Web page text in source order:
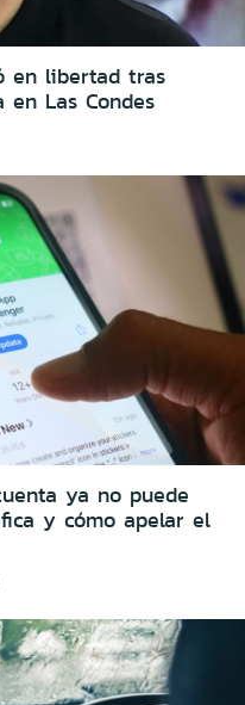
en libertad tras
Las Condes
ya no puede
y cómo apelar el